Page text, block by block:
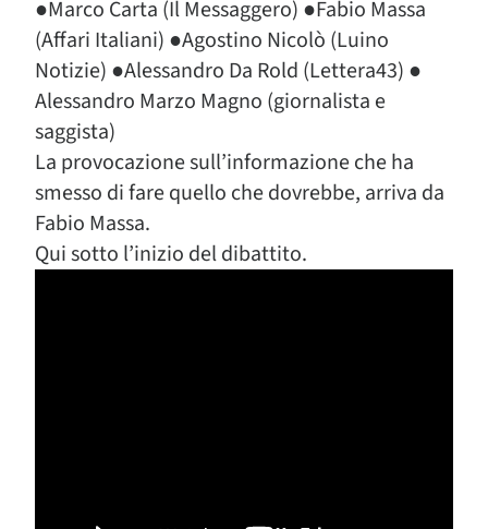
●Marco Carta (Il Messaggero) ●Fabio Massa
(Affari Italiani) ●Agostino Nicolò (Luino
Notizie) ●Alessandro Da Rold (Lettera43) ●
Alessandro Marzo Magno (giornalista e
saggista)
La provocazione sull’informazione che ha
smesso di fare quello che dovrebbe, arriva da
Fabio Massa.
Qui sotto l’inizio del dibattito.